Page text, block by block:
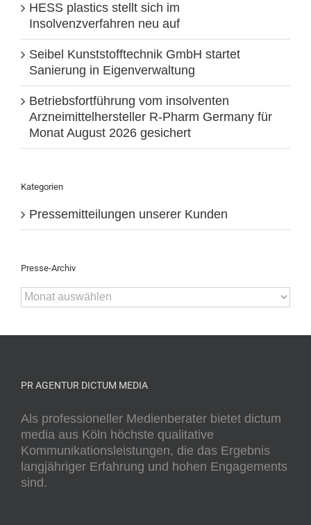
HESS plastics stellt sich im
Insolvenzverfahren neu auf
Seibel Kunststofftechnik GmbH startet
Sanierung in Eigenverwaltung
Betriebsfortführung vom insolventen
Arzneimittelhersteller R-Pharm Germany für
Monat August 2026 gesichert
Kategorien
Pressemitteilungen unserer Kunden
Presse-Archiv
Presse-
Archiv
PR AGENTUR DICTUM MEDIA
Als professioneller Medienberater bietet dictum
media aus Köln höchste qualitative
Kommunikationsleistungen, die das Ergebnis
langjähriger Erfahrung und hohen Engagements
sind.